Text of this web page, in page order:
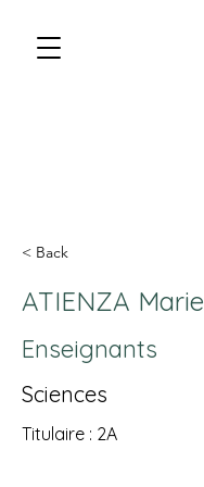
< Back
ATIENZA Marie
Enseignants
Sciences
Titulaire : 2A